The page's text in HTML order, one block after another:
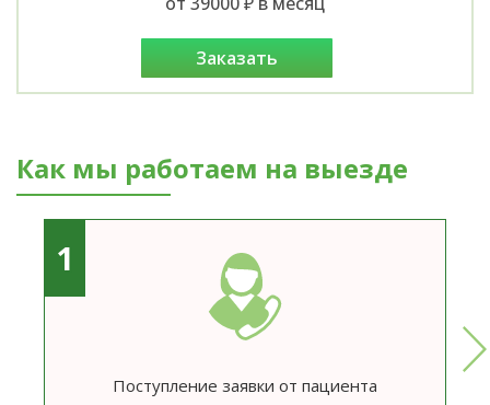
заказать
Как мы работаем на выезде
1
Поступление заявки от пациента